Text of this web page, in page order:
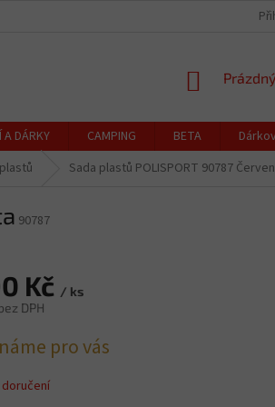
CENÍK DOPRAVY A
A DÁRKY CAMPING BETA
Sada plastů POLISPORT 90787
90787
Kč / ks
DPH
pro vás